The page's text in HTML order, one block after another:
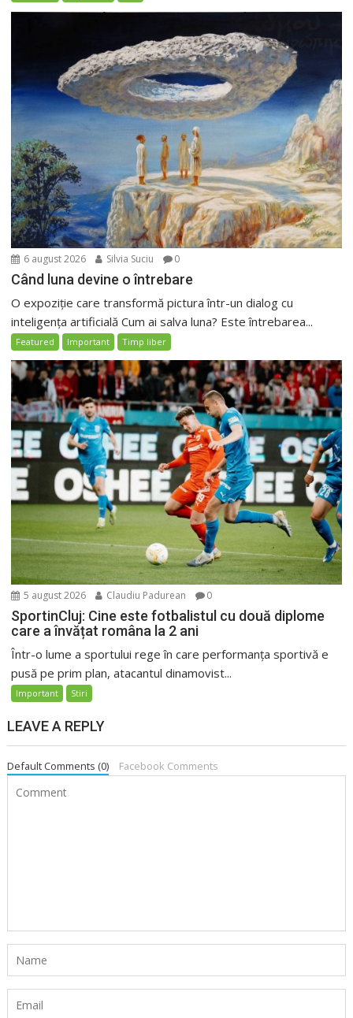
6 august 2026 Silvia Suciu 0
Când luna devine o întrebare
O expoziție care transformă pictura într-un dialog cu
inteligența artificială Cum ai salva luna? Este întrebarea...
Featured Important Timp liber
5 august 2026 Claudiu Padurean 0
SportinCluj: Cine este fotbalistul cu două diplome
care a învățat româna la 2 ani
Într-o lume a sportului rege în care performanța sportivă e
pusă pe prim plan, atacantul dinamovist...
Important Stiri
LEAVE A REPLY
Default Comments (0) Facebook Comments